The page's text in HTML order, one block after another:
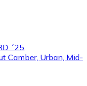
´25,
Camber, Urban, Mid-